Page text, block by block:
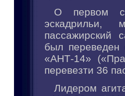
О первом
пассажирский
был
«АНТ-14»
перевезти 36
Лидером